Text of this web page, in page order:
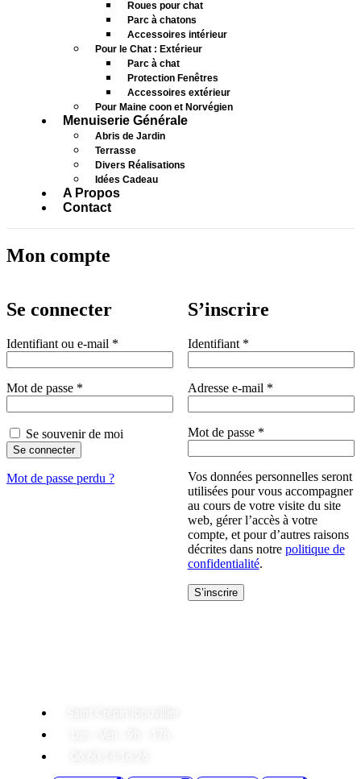
Roues pour chat
Parc à chatons
Accessoires intérieur
Pour le Chat : Extérieur
Parc à chat
Protection Fenêtres
Accessoires extérieur
Pour Maine coon et Norvégien
Menuiserie Générale
Abris de Jardin
Terrasse
Divers Réalisations
Idées Cadeau
A Propos
Contact
Mon compte
Se connecter
Identifiant ou e-mail *
Mot de passe *
Se souvenir de moi
Se connecter
Mot de passe perdu ?
S’inscrire
Identifiant *Obligatoire
Adresse e-mail *Obligatoire
Mot de passe *Obligatoire
Vos données personnelles seront
utilisées pour vous accompagner
au cours de votre visite du site
web, gérer l’accès à votre
compte, et pour d’autres raisons
décrites dans notre politique de
confidentialité.
S’inscrire